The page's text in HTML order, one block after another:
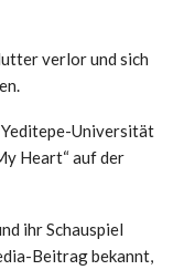
verlor und sich
Universität
Heart“ auf der
ihr Schauspiel
Beitrag bekannt,